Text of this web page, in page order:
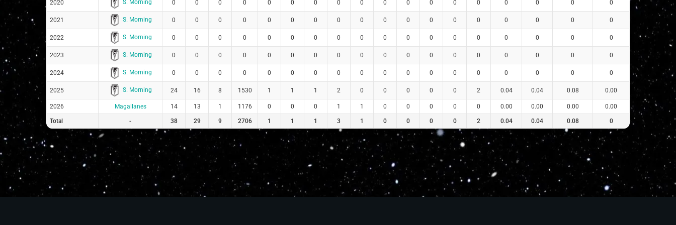
2020 S. Morning 0 0 0 0 0 0 0 0 0 0 0 0 0 0 0 0 0 0
2021 S. Morning 0 0 0 0 0 0 0 0 0 0 0 0 0 0 0 0 0 0
2022 S. Morning 0 0 0 0 0 0 0 0 0 0 0 0 0 0 0 0 0 0
2023 S. Morning 0 0 0 0 0 0 0 0 0 0 0 0 0 0 0 0 0 0
2024 S. Morning 0 0 0 0 0 0 0 0 0 0 0 0 0 0 0 0 0 0
2025 S. Morning 24 16 8 1530 1 1 1 2 0 0 0 0 0 2 0.04 0.04 0.08 0.00
2026 Magallanes 14 13 1 1176 0 0 0 1 1 0 0 0 0 0 0.00 0.00 0.00 0.00
Total - 38 29 9 2706 1 1 1 3 1 0 0 0 0 2 0.04 0.04 0.08 0